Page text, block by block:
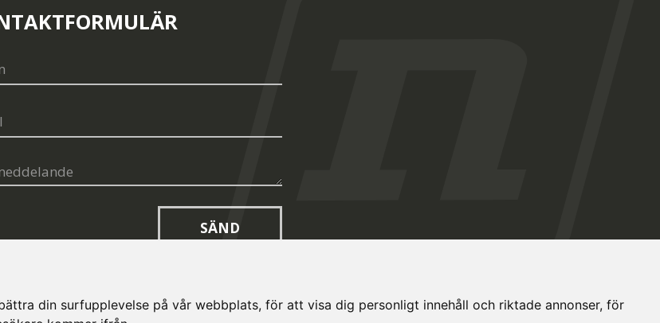
din surfupplevelse på vår webbplats, för att visa dig personligt innehåll och riktade annonser, för
SÄND